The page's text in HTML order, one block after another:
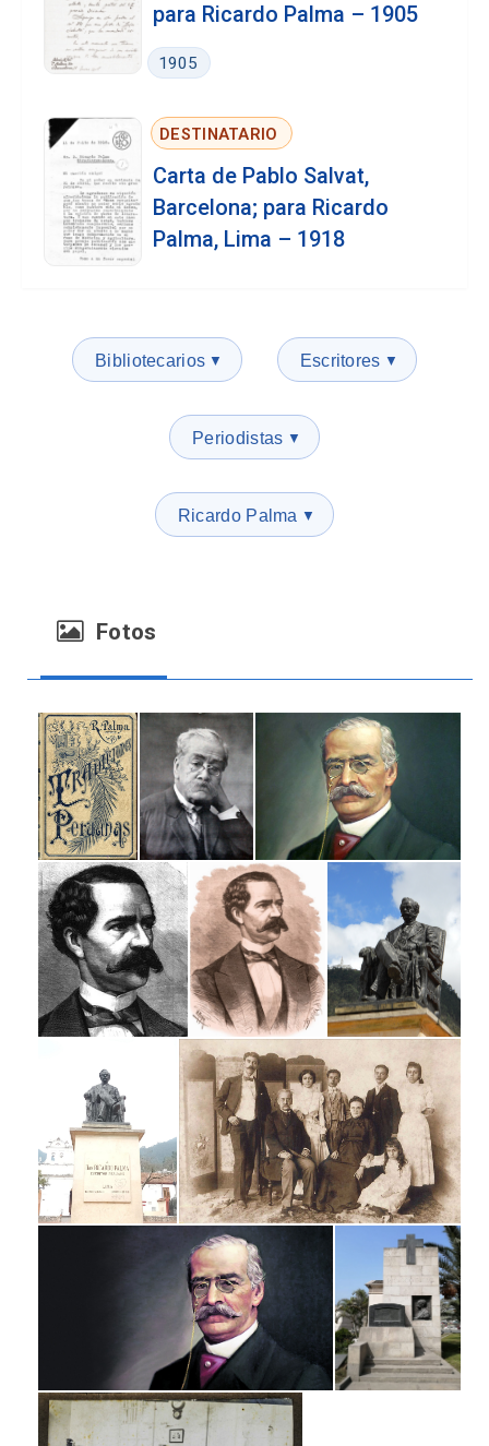
para Ricardo Palma – 1905
1905
DESTINATARIO
Carta de Pablo Salvat,
Barcelona; para Ricardo
Palma, Lima – 1918
Bibliotecarios ▼ Escritores ▼
Periodistas ▼
Ricardo Palma ▼
Fotos